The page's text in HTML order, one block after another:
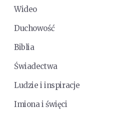
Wideo
Duchowość
Biblia
Świadectwa
Ludzie i inspiracje
Imiona i święci